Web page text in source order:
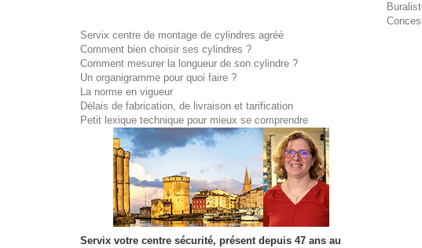
Servix centre de montage de cylindres agréé
Comment bien choisir ses cylindres ?
Comment mesurer la longueur de son cylindre ?
Un organigramme pour quoi faire ?
La norme en vigueur
Délais de fabrication, de livraison et tarification
Petit lexique technique pour mieux se comprendre
Servix votre centre sécurité, présent depuis 47 ans au